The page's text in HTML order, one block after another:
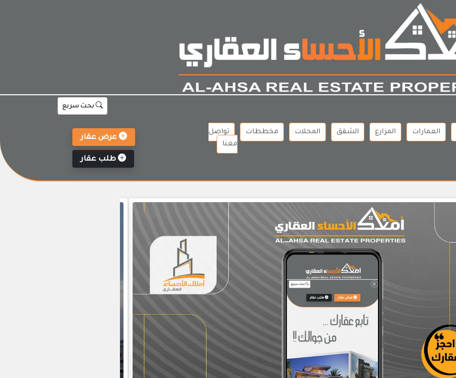
بحث سريع
العمارات المزارع الشقق المحلات مخططات
تواصل
معنا
عرض عقار
طلب عقار